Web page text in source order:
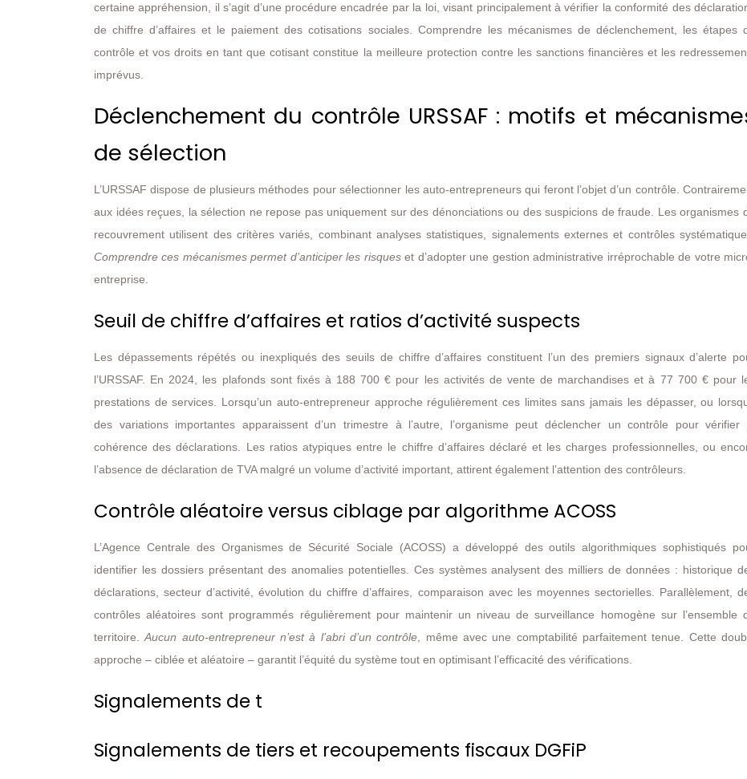
certaine appréhension, il s’agit d’une procédure encadrée par la loi, visant principalement à vérifier la conformité des
de chiffre d’affaires et le paiement des cotisations sociales. Comprendre les mécanismes de déclenchement, les étapes
contrôle et vos droits en tant que cotisant constitue la meilleure protection contre les sanctions financières et les
imprévus.
Déclenchement du contrôle URSSAF : motifs et
de sélection
L’URSSAF dispose de plusieurs méthodes pour sélectionner les auto-entrepreneurs qui feront l’objet d’un contrôle.
aux idées reçues, la sélection ne repose pas uniquement sur des dénonciations ou des suspicions de fraude. Les organismes
recouvrement utilisent des critères variés, combinant analyses statistiques, signalements externes et contrôles
Comprendre ces mécanismes permet d’anticiper les risqueset d’adopter une gestion administrative irréprochable de votre
entreprise.
Seuil de chiffre d’affaires et ratios d’activité suspects
Les dépassements répétés ou inexpliqués des seuils de chiffre d’affaires constituent l’un des premiers signaux d’alerte
l’URSSAF. En 2024, les plafonds sont fixés à 188 700 € pour les activités de vente de marchandises et à 77 700 € pour
prestations de services. Lorsqu’un auto-entrepreneur approche régulièrement ces limites sans jamais les dépasser, ou
des variations importantes apparaissent d’un trimestre à l’autre, l’organisme peut déclencher un contrôle pour vérifier
cohérence des déclarations. Les ratios atypiques entre le chiffre d’affaires déclaré et les charges professionnelles, ou
l’absence de déclaration de TVA malgré un volume d’activité important, attirent également l’attention des contrôleurs.
Contrôle aléatoire versus ciblage par algorithme ACOSS
L’Agence Centrale des Organismes de Sécurité Sociale (ACOSS) a développé des outils algorithmiques sophistiqués
identifier les dossiers présentant des anomalies potentielles. Ces systèmes analysent des milliers de données : historique
déclarations, secteur d’activité, évolution du chiffre d’affaires, comparaison avec les moyennes sectorielles. Parallèlement,
contrôles aléatoires sont programmés régulièrement pour maintenir un niveau de surveillance homogène sur l’ensemble
territoire.Aucun auto-entrepreneur n’est à l’abri d’un contrôle, même avec une comptabilité parfaitement tenue. Cette
approche – ciblée et aléatoire – garantit l’équité du système tout en optimisant l’efficacité des vérifications.
Signalements de t
Signalements de tiers et recoupements fiscaux DGFiP